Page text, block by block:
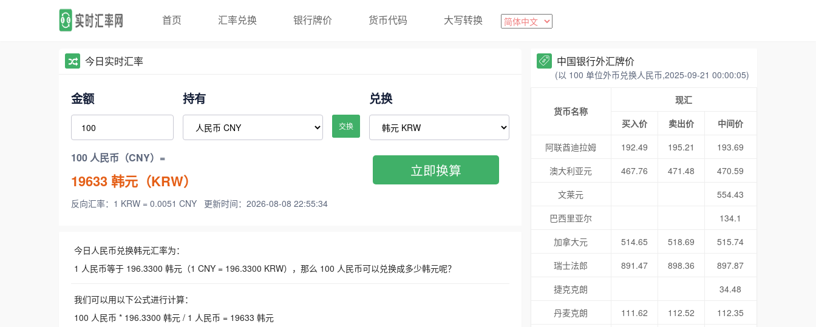
首页 汇率兑换 银行牌价 货币代码 大写转换
今日实时汇率
金额 持有
交换
兑换
100 人民币（CNY）=
19633韩元（KRW）
反向汇率：1 KRW = 0.0051 CNY 更新时间：2026-08-08 22:55:34
立即换算
今日人民币兑换韩元汇率为：
1 人民币等于 196.3300 韩元（1 CNY = 196.3300 KRW），那么 100 人民币可以兑换成多少韩元呢？
我们可以用以下公式进行计算：
100 人民币 * 196.3300 韩元 / 1 人民币 = 19633 韩元
中国银行外汇牌价
(以 100 单位外币兑换人民币,2025-09-21 00:00:05)
货币名称
现汇
买入价
卖出价
中间价
阿联酋迪拉姆
192.49 195.21
193.69
澳大利亚元
467.76 471.48
470.59
文莱元
554.43
巴西里亚尔
134.1
加拿大元
514.65 518.69
515.74
瑞士法郎
891.47 898.36
897.87
捷克克朗
34.48
丹麦克朗
111.62 112.52
112.35